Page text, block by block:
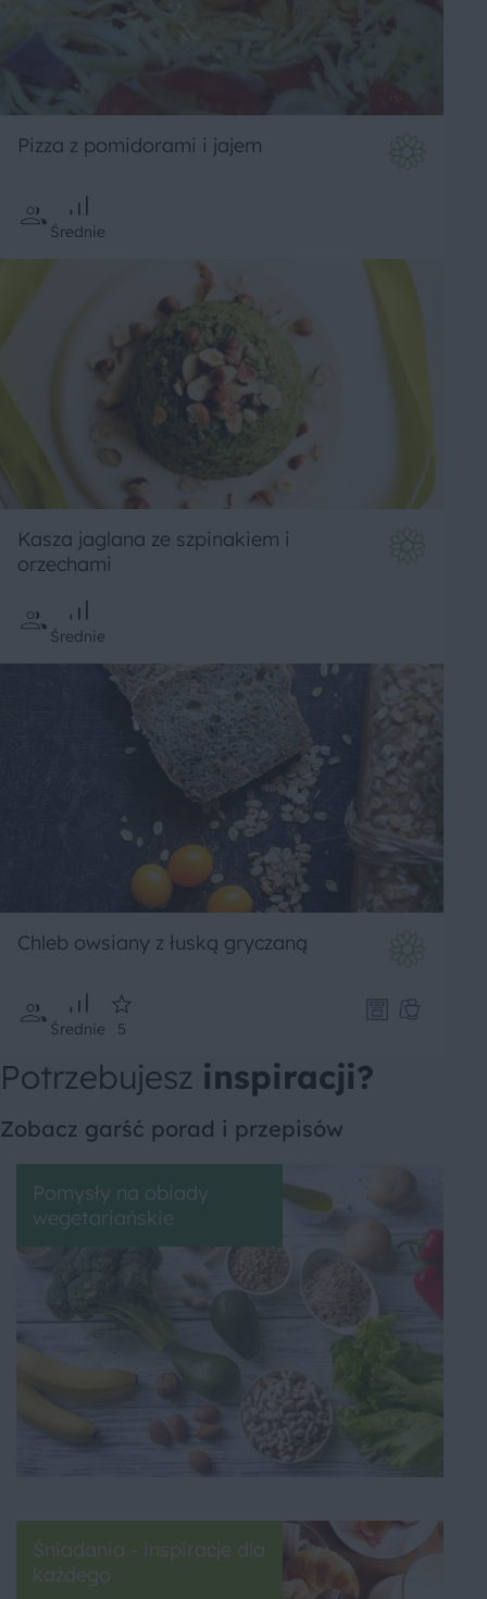
Pizza z pomidorami i jajem
Średnie
Kasza jaglana ze szpinakiem i
orzechami
Średnie
Chleb owsiany z łuską gryczaną
Średnie 5
Potrzebujesz inspiracji?
Zobacz garść porad i przepisów
Pomysły na obiady
wegetariańskie
Śniadania - inspiracje dla
każdego